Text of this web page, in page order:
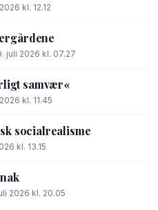
kl. 12.12
juli 2026 kl. 07.27
samvær«
kl. 11.45
socialrealisme
kl. 13.15
2026 kl. 20.05